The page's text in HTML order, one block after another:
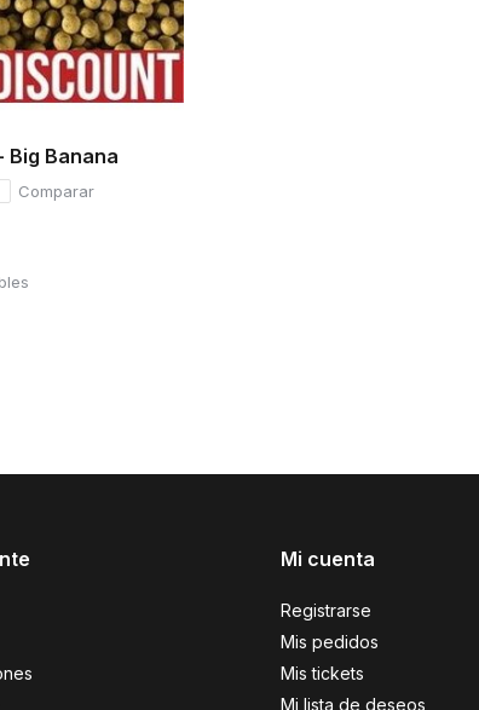
Big Banana
Comparar
Mi cuenta
Registrarse
Mis pedidos
Mis tickets
Mi lista de deseos